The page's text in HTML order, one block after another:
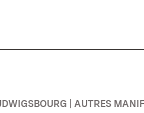
| AUTRES